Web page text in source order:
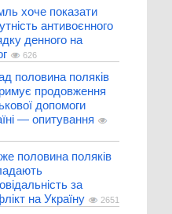
хоче показати
антивоєнного
денного на
626
половина поляків
продовження
допомоги
— опитування
половина поляків
за
на Україну
2651